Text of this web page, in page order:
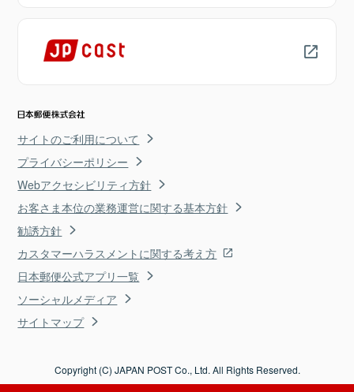
サイトのご利用について
プライバシーポリシー
Webアクセシビリティ方針
お客さま本位の業務運営に関する基本方針
勧誘方針
カスタマーハラスメントに関する考え方
日本郵便公式アプリ一覧
ソーシャルメディア
サイトマップ
Copyright (C) JAPAN POST Co., Ltd. All Rights Reserved.